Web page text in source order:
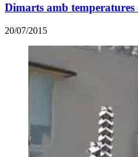
Dimarts amb
20/07/2015